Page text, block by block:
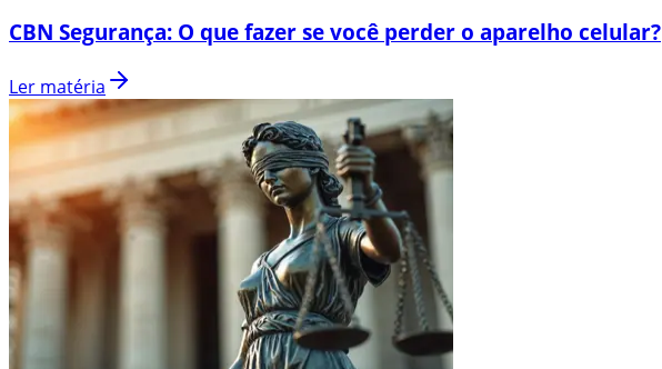
CBN Segurança: O que fazer se você perder o aparelho celular?
Ler matéria